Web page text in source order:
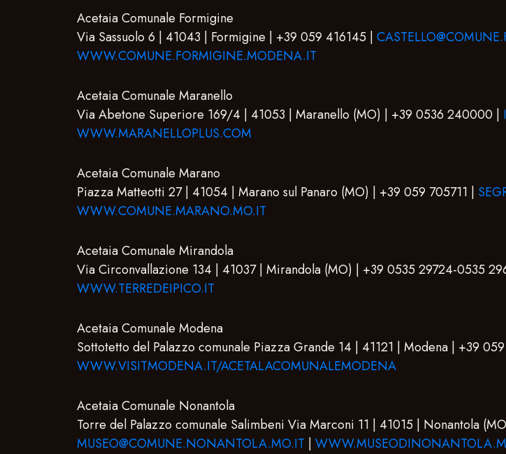
Acetaia Comunale Formigine
Via Sassuolo 6 | 41043 | Formigine | +39 059 416145 |
WWW.COMUNE.FORMIGINE.MODENA.IT
Acetaia Comunale Maranello
Via Abetone Superiore 169/4 | 41053 | Maranello (MO) | +39 0536 240000 |
WWW.MARANELLOPLUS.COM
Acetaia Comunale Marano
Piazza Matteotti 27 | 41054 | Marano sul Panaro (MO) | +39 059 705711 |
WWW.COMUNE.MARANO.MO.IT
Acetaia Comunale Mirandola
Via Circonvallazione 134 | 41037 | Mirandola (MO) | +39 0535 29724-0535
WWW.TERREDEIPICO.IT
Acetaia Comunale Modena
Sottotetto del Palazzo comunale Piazza Grande 14 | 41121 | Modena | +39
WWW.VISITMODENA.IT/ACETALACOMUNALEMODENA
Acetaia Comunale Nonantola
Torre del Palazzo comunale Salimbeni Via Marconi 11 | 41015 | Nonantola
MUSEO@COMUNE.NONANTOLA.MO.IT |